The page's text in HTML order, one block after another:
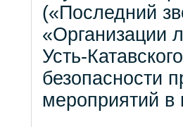
(«Последний
«Организации
Усть-
безопасности
мероприятий в